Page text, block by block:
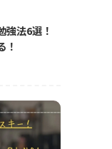
強法6選！
！